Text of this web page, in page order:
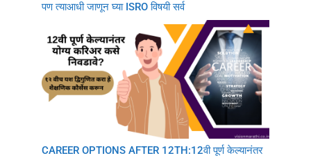
पण त्याआधी जाणून घ्या ISRO विषयी सर्व
CAREER OPTIONS AFTER 12TH:12वी पूर्ण केल्यानंतर